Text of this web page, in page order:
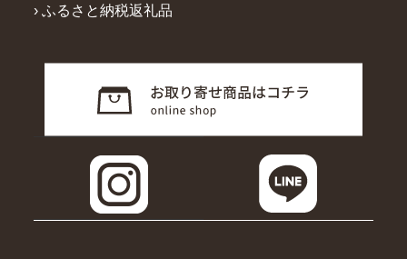
› ふるさと納税返礼品